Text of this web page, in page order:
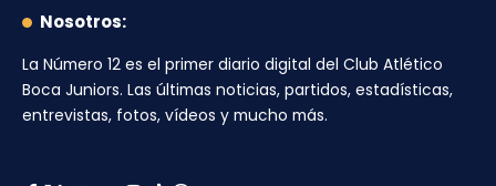
Nosotros:
La Número 12 es el primer diario digital del Club Atlético
Boca Juniors. Las últimas noticias, partidos, estadísticas,
entrevistas, fotos, vídeos y mucho más.